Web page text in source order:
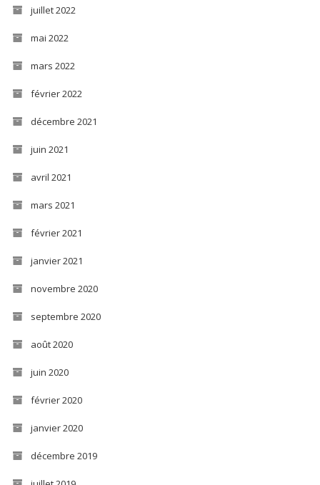
juillet 2022
mai 2022
mars 2022
février 2022
décembre 2021
juin 2021
avril 2021
mars 2021
février 2021
janvier 2021
novembre 2020
septembre 2020
août 2020
juin 2020
février 2020
janvier 2020
décembre 2019